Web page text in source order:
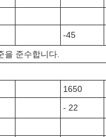
-45
을 준수합니다.
1650
- 22